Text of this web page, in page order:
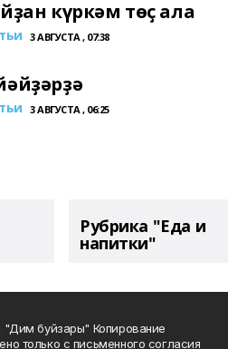
күркәм төҫ ала
3 АВГУСТА , 07:38
3 АВГУСТА , 06:25
Рубрика "Еда и
напитки"
буйзары" Копирование
только с письменного согласия